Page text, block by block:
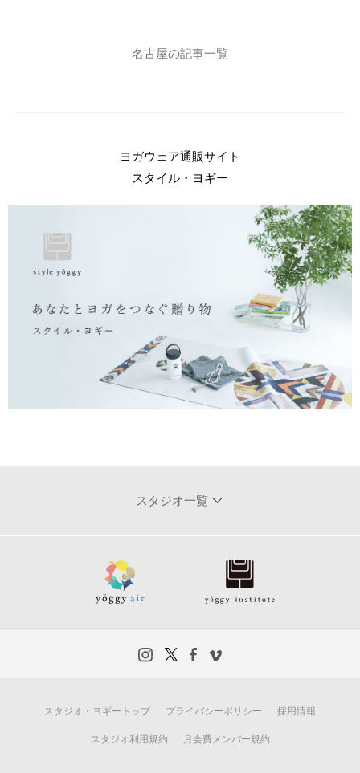
名古屋の記事一覧
ヨガウェア通販サイト
スタイル・ヨギー
スタジオ一覧
スタジオ・ヨギートップ プライバシーポリシー 採用情報
スタジオ利用規約 月会費メンバー規約